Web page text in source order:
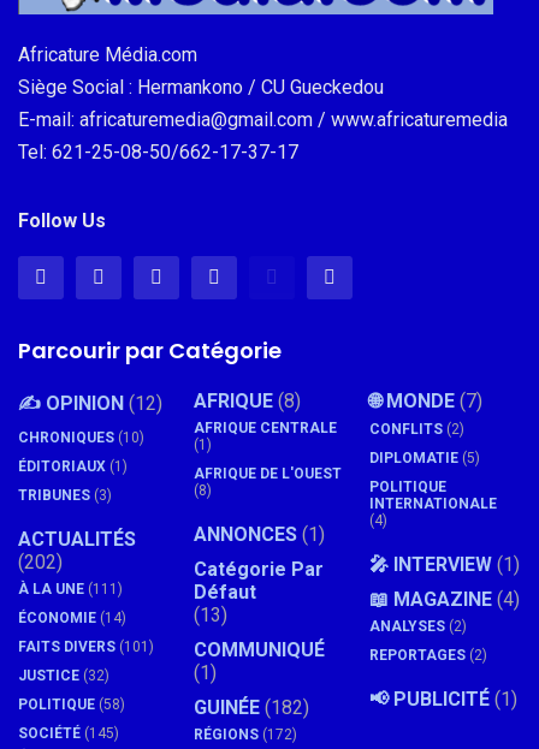
Africature Média.com
Siège Social : Hermankono / CU Gueckedou
E-mail: africaturemedia@gmail.com / www.africaturemedia
Tel: 621-25-08-50/662-17-37-17
Follow Us
Parcourir par Catégorie
✍️ OPINION (12)
CHRONIQUES (10)
ÉDITORIAUX (1)
TRIBUNES (3)
ACTUALITÉS
(202)
À LA UNE (111)
ÉCONOMIE (14)
FAITS DIVERS (101)
JUSTICE (32)
POLITIQUE (58)
SOCIÉTÉ (145)
AFRIQUE (8)
AFRIQUE CENTRALE
(1)
AFRIQUE DE L'OUEST
(8)
ANNONCES (1)
Catégorie Par
Défaut
(13)
COMMUNIQUÉ
(1)
GUINÉE (182)
RÉGIONS (172)
🌐 MONDE (7)
CONFLITS (2)
DIPLOMATIE (5)
POLITIQUE
INTERNATIONALE
(4)
🎤 INTERVIEW (1)
📖 MAGAZINE (4)
ANALYSES (2)
REPORTAGES (2)
📢 PUBLICITÉ (1)